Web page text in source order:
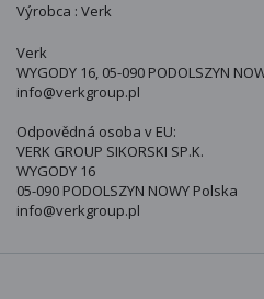
Výrobca : Verk
Verk
WYGODY 16, 05-090 PODOLSZYN
info@verkgroup.pl
Odpovědná osoba v EU:
VERK GROUP SIKORSKI SP.K.
WYGODY 16
05-090 PODOLSZYN NOWY Polska
info@verkgroup.pl